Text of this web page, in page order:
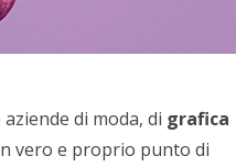
di moda, di grafica
vero e proprio punto di